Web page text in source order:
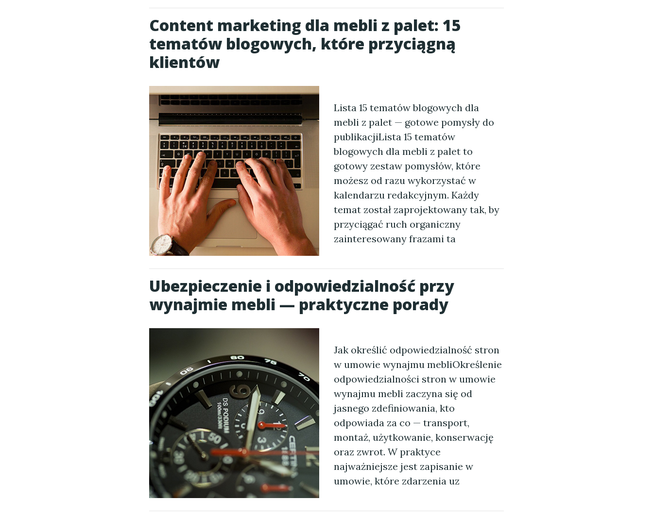
Content marketing dla mebli z palet: 15
tematów blogowych, które przyciągną
klientów
Lista 15 tematów blogowych dla
mebli z palet — gotowe pomysły do
publikacjiLista 15 tematów
blogowych dla mebli z palet to
gotowy zestaw pomysłów, które
możesz od razu wykorzystać w
kalendarzu redakcyjnym. Każdy
temat został zaprojektowany tak, by
przyciągać ruch organiczny
zainteresowany frazami ta
Ubezpieczenie i odpowiedzialność przy
wynajmie mebli — praktyczne porady
Jak określić odpowiedzialność stron
w umowie wynajmu mebliOkreślenie
odpowiedzialności stron w umowie
wynajmu mebli zaczyna się od
jasnego zdefiniowania, kto
odpowiada za co — transport,
montaż, użytkowanie, konserwację
oraz zwrot. W praktyce
najważniejsze jest zapisanie w
umowie, które zdarzenia uz